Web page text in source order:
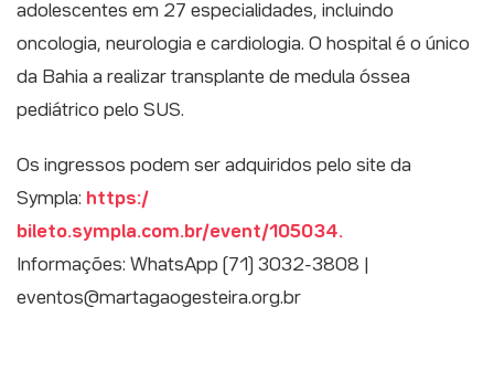
adolescentes em 27 especialidades, incluindo
oncologia, neurologia e cardiologia. O hospital é o único
da Bahia a realizar transplante de medula óssea
pediátrico pelo SUS.
Os ingressos podem ser adquiridos pelo site da
Sympla: https:/
bileto.sympla.com.br/event/105034.
Informações: WhatsApp (71) 3032-3808 |
eventos@martagaogesteira.org.br